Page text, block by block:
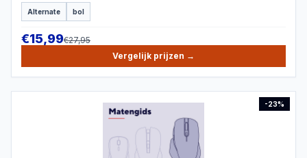
Alternate bol
€15,99€27,95
Vergelijk prijzen →
-23%
PRODUCTBEELD